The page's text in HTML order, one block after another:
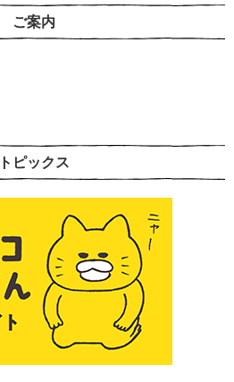
ご案内
トピックス